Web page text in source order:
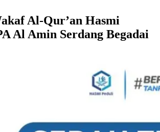
Al-Qur’an Hasmi
Al Amin Serdang Begadai